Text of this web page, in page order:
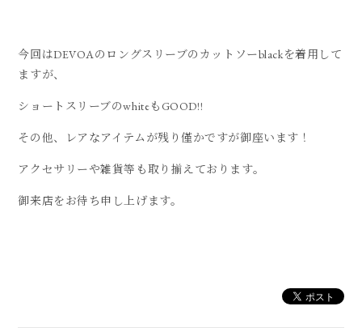
今回はDEVOAのロングスリーブのカットソーblackを着用して
ますが、
ショートスリーブのwhiteもGOOD!!
その他、レアなアイテムが残り僅かですが御座います！
アクセサリーや雑貨等も取り揃えております。
御来店をお待ち申し上げます。